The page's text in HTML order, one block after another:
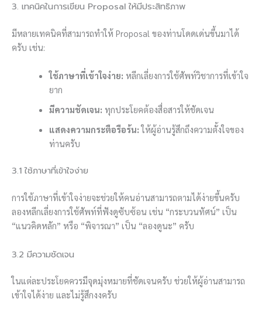
3. เทคนิคในการเขียน Proposal ให้มีประสิทธิภาพ
มีหลายเทคนิคที่สามารถทำให้ Proposal ของท่านโดดเด่นขึ้นมาได้
ครับ เช่น:
ใช้ภาษาที่เข้าใจง่าย: หลีกเลี่ยงการใช้ศัพท์วิชาการที่เข้าใจ
ยาก
มีความชัดเจน: ทุกประโยคต้องสื่อสารให้ชัดเจน
แสดงความกระตือรือร้น: ให้ผู้อ่านรู้สึกถึงความตั้งใจของ
ท่านครับ
3.1 ใช้ภาษาที่เข้าใจง่าย
การใช้ภาษาที่เข้าใจง่ายจะช่วยให้คนอ่านสามารถตามได้ง่ายขึ้นครับ
ลองหลีกเลี่ยงการใช้ศัพท์ที่ฟังดูซับซ้อน เช่น “กระบวนทัศน์” เป็น
“แนวคิดหลัก” หรือ “พิจารณา” เป็น “ลองดูนะ” ครับ
3.2 มีความชัดเจน
ในแต่ละประโยคควรมีจุดมุ่งหมายที่ชัดเจนครับ ช่วยให้ผู้อ่านสามารถ
เข้าใจได้ง่าย และไม่รู้สึกงงครับ